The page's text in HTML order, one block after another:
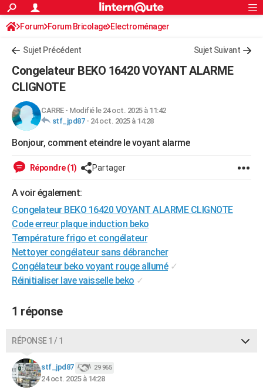
ACTUALITÉS
Politique
Société
Faits Divers
Education
Monde
Villes
+
Programme TV
TNTStreaming
Cinéma
Sorties cinéma
Musique
+FINANCE
Retraite
Impôts
Epargne
Immobilier
Risques naturels par ville
Banque
Assurance
Crédit
AUTO
Essais
Réserver un essai
Citadines
Berlines
SUV
Forum auto
HIGH-TECH
LIFESTYLE
Art de vivre
Bien-être
Loisirs
Mode
Modes de vie
SANTE
Alimentation
Guide de la santé
Maladies
Médicaments
Sommeil
VOYAGE
Destinations
City break
Voyage nature
Voyage de noces
Forum
Climat
+PHOTO
Carte de Noël
Carte Bonne année
Carte Saint-Valentin
Carte Pâques
Carte d'anniversaire
DICTIONNAIRE
S'inscrire
Connexion
Forum Forum Bricolage Electroménager
Sujet Précédent Sujet Suivant
Congelateur BEKO 16420 VOYANT ALARME
CLIGNOTE
CARRE- Modifié le 24 oct. 2025 à 11:42
stf_jpd87- 24 oct. 2025 à 14:28
Bonjour, comment eteindre le voyant alarme
Répondre (1) Partager
A voir également:
Congelateur BEKO 16420 VOYANT ALARME CLIGNOTE
Code erreur plaque induction beko
Température frigo et congélateur
Nettoyer congélateur sans débrancher
Congélateur beko voyant rouge allumé ✓
Réinitialiser lave vaisselle beko ✓
1 réponse
RÉPONSE 1 / 1
stf_jpd87 29 965
24 oct. 2025 à 14:28